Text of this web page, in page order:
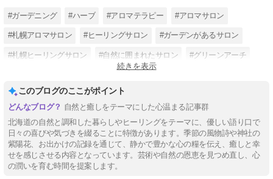
#ガーデニング #ハーブ #アロマテラピー #アロマサロン
#札幌アロマサロン #ヒーリングサロン #ガーデンがあるサロン
#札幌ヒーリングサロン #自然に囲まれたサロン #グリーンアーチ
続きを表示
このブログのここがポイント
自然と癒しをテーマにした心温まる記事群
北海道の自然と調和した暮らしやヒーリングをテーマに、優しい語り口で
日々の喜びや気づきを綴ることに特徴があります。季節の風物詩や神社の
紫陽花、お出かけの記録を通じて、静かで豊かな心の糧を伝え、癒しと幸
せを感じさせる内容となっています。芸術や自然の恩恵を見つめ直し、心
の潤いを育む時間を提案します。